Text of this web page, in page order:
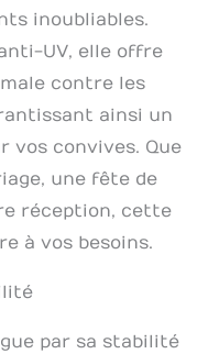
inoubliables.
UV, elle offre
contre les
ainsi un
vos convives. Que
une fête de
réception, cette
à vos besoins.
par sa stabilité